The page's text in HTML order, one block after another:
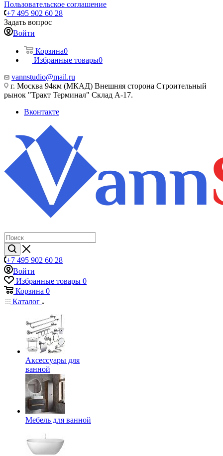
Пользовательское соглашение
+7 495 902 60 28
Задать вопрос
Войти
Корзина0
Избранные товары0
vannstudio@mail.ru
г. Москва 94км (МКАД) Внешняя сторона Строительный
рынок "Тракт Терминал" Склад А-17.
Вконтакте
+7 495 902 60 28
Войти
Избранные товары 0
Корзина 0
Каталог
Аксессуары для
ванной
Мебель для ванной